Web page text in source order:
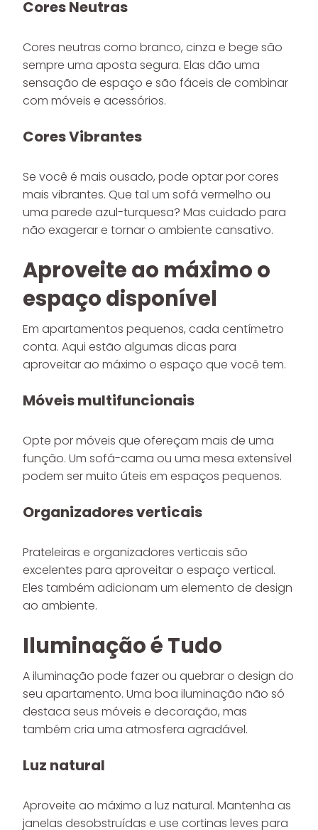
Cores Neutras
Cores neutras como branco, cinza e bege são
sempre uma aposta segura. Elas dão uma
sensação de espaço e são fáceis de combinar
com móveis e acessórios.
Cores Vibrantes
Se você é mais ousado, pode optar por cores
mais vibrantes. Que tal um sofá vermelho ou
uma parede azul-turquesa? Mas cuidado para
não exagerar e tornar o ambiente cansativo.
Aproveite ao máximo o
espaço disponível
Em apartamentos pequenos, cada centímetro
conta. Aqui estão algumas dicas para
aproveitar ao máximo o espaço que você tem.
Móveis multifuncionais
Opte por móveis que ofereçam mais de uma
função. Um sofá-cama ou uma mesa extensível
podem ser muito úteis em espaços pequenos.
Organizadores verticais
Prateleiras e organizadores verticais são
excelentes para aproveitar o espaço vertical.
Eles também adicionam um elemento de design
ao ambiente.
Iluminação é Tudo
A iluminação pode fazer ou quebrar o design do
seu apartamento. Uma boa iluminação não só
destaca seus móveis e decoração, mas
também cria uma atmosfera agradável.
Luz natural
Aproveite ao máximo a luz natural. Mantenha as
janelas desobstruídas e use cortinas leves para